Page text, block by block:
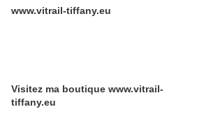
www.vitrail-tiffany.eu
Visitez ma boutique www.vitrail-
tiffany.eu